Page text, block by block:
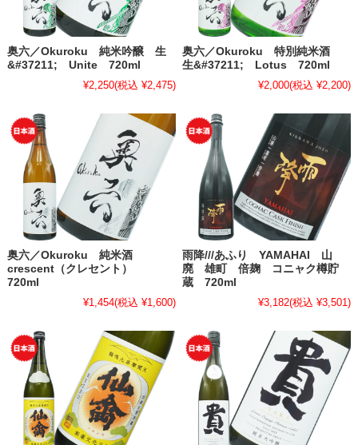
奥六／Okuroku 純米吟醸 生
&#37211; Unite 720ml
¥2,250(税込 ¥2,475)
奥六／Okuroku 特別純米酒
生&#37211; Lotus 720ml
¥2,000(税込 ¥2,200)
奥六／Okuroku 純米酒
crescent（クレセント）
720ml
¥1,454(税込 ¥1,600)
雨降///あふり YAMAHAI 山
廃 雄町 倍麹 コニャク樽貯
蔵 720ml
¥3,182(税込 ¥3,501)